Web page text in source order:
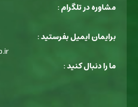
مشاوره در تلگرام :
برایمان ایمیل بفرستید :
ما را دنبال کنید :